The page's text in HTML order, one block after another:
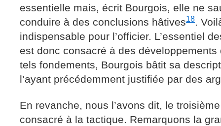
essentielle mais, écrit Bourgois, elle ne
conduire à des conclusions hâtives18.
indispensable pour l’officier. L’essentiel
est donc consacré à des
tels fondements, Bourgois bâtit sa
l’ayant précédemment justifiée par des
En revanche, nous l’avons dit, le
consacré à la tactique. Remarquons la